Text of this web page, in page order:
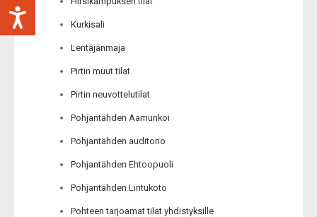
Kurkisali
Lentäjänmaja
Pirtin muut tilat
Pirtin neuvottelutilat
Pohjantähden Aamunkoi
Pohjantähden auditorio
Pohjantähden Ehtoopuoli
Pohjantähden Lintukoto
Pohteen tarjoamat tilat yhdistyksille